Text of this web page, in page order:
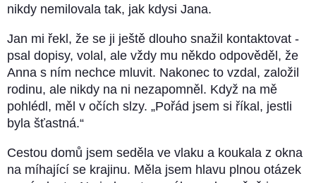
nikdy nemilovala tak, jak kdysi Jana.
Jan mi řekl, že se ji ještě dlouho snažil kontaktovat -
psal dopisy, volal, ale vždy mu někdo odpověděl, že
Anna s ním nechce mluvit. Nakonec to vzdal, založil
rodinu, ale nikdy na ni nezapomněl. Když na mě
pohlédl, měl v očích slzy. „Pořád jsem si říkal, jestli
byla šťastná.“
Cestou domů jsem seděla ve vlaku a koukala z okna
na míhající se krajinu. Měla jsem hlavu plnou otázek